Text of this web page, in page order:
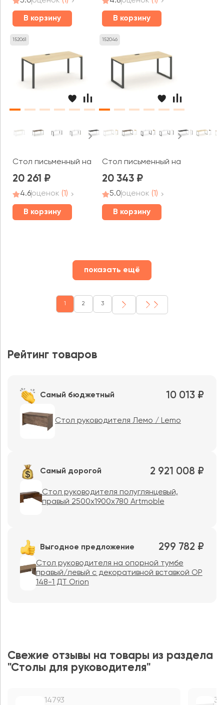
В корзину В корзину
152061
Стол письменный на П-образном каркасе
20 261
4.6оценок (1)
В корзину
152046
Стол письменный на О-
20 343
5.0оценок (1)
В корзину
показать ещё
1 2 3
Рейтинг товаров
Самый бюджетный 10 013 ₽
Стол руководителя Лемо / Lemo
Самый дорогой 2 921 008 ₽
Стол руководителя полуглянцевый,
правый 2500х1900х780 Artmoble
Выгодное предложение 299 782 ₽
Стол руководителя на опорной тумбе
правый/левый с декоративной вставкой ОР
148-1 ДТ Orion
Свежие отзывы на товары из раздела
"Столы для руководителя"
14793